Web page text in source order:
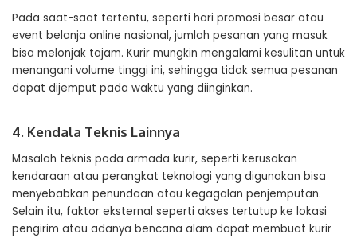
Pada saat-saat tertentu, seperti hari promosi besar atau
event belanja online nasional, jumlah pesanan yang masuk
bisa melonjak tajam. Kurir mungkin mengalami kesulitan untuk
menangani volume tinggi ini, sehingga tidak semua pesanan
dapat dijemput pada waktu yang diinginkan.
4. Kendala Teknis Lainnya
Masalah teknis pada armada kurir, seperti kerusakan
kendaraan atau perangkat teknologi yang digunakan bisa
menyebabkan penundaan atau kegagalan penjemputan.
Selain itu, faktor eksternal seperti akses tertutup ke lokasi
pengirim atau adanya bencana alam dapat membuat kurir